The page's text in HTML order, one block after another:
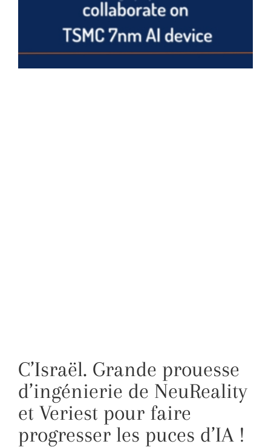
C’Israël. Grande prouesse
d’ingénierie de NeuReality
et Veriest pour faire
progresser les puces d’IA !